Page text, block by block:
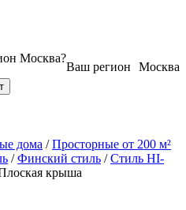
Москва
Ваш регион
Москва?
дома /Просторные от 200 м²
/Финский стиль /Стиль HI-
крыша